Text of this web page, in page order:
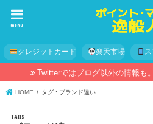
menu
クレジットカード 楽天市場
Twitterではブログ以外の情報も
HOME タグ : ブランド違い